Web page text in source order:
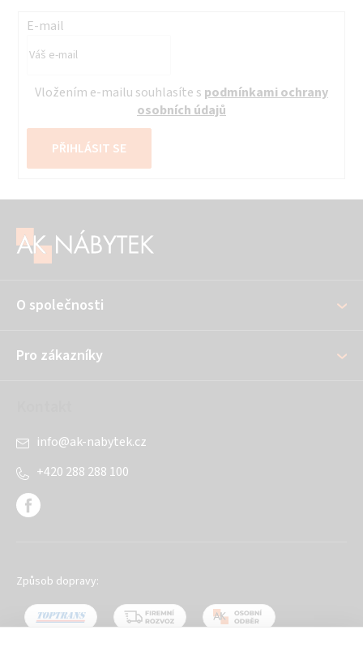
E-mail
Vložením e-mailu souhlasíte s podmínkami ochrany
osobních údajů
PŘIHLÁSIT SE
O společnosti
Pro zákazníky
info@ak-nabytek.cz
+420 288 288 100
Způsob dopravy: